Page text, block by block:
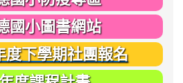
國小圖書網站
度下學期社團報名